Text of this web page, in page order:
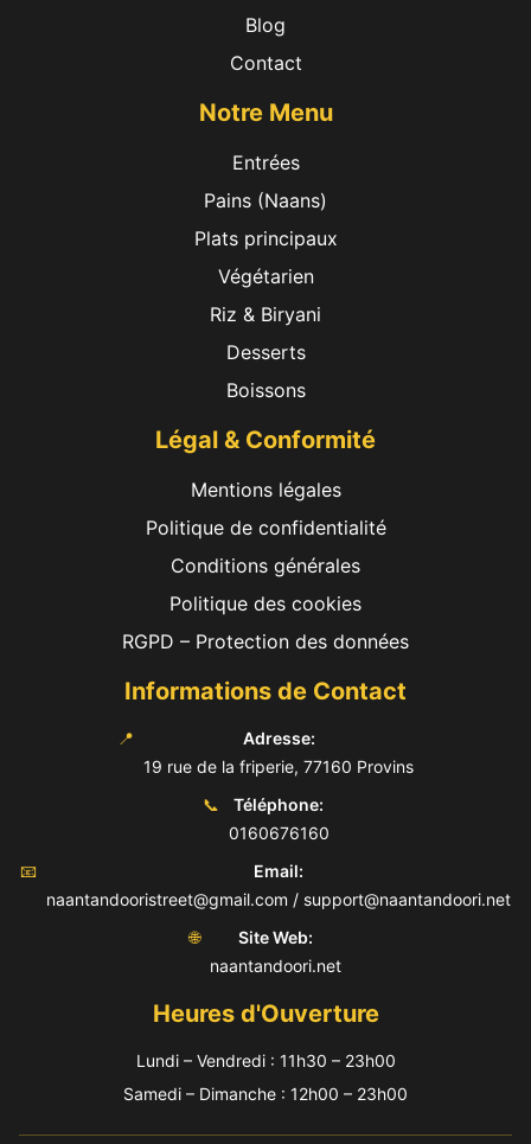
Blog
Contact
Notre Menu
Entrées
Pains (Naans)
Plats principaux
Végétarien
Riz & Biryani
Desserts
Boissons
Légal & Conformité
Mentions légales
Politique de confidentialité
Conditions générales
Politique des cookies
RGPD – Protection des données
Informations de Contact
📍
Adresse:
19 rue de la friperie, 77160 Provins
📞
Téléphone:
0160676160
📧
Email:
naantandooristreet@gmail.com / support@naantandoori.net
🌐
Site Web:
naantandoori.net
Heures d'Ouverture
Lundi – Vendredi : 11h30 – 23h00
Samedi – Dimanche : 12h00 – 23h00